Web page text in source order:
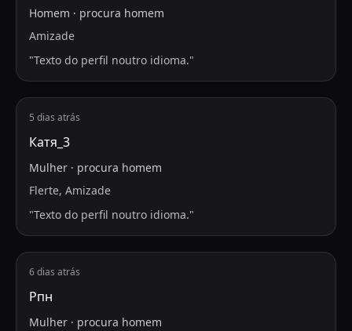
Homem · procura homem
Amizade
"Texto do perfil noutro idioma."
5 dias atrás
Катя_3
Mulher · procura homem
Flerte, Amizade
"Texto do perfil noutro idioma."
6 dias atrás
Рпн
Mulher · procura homem